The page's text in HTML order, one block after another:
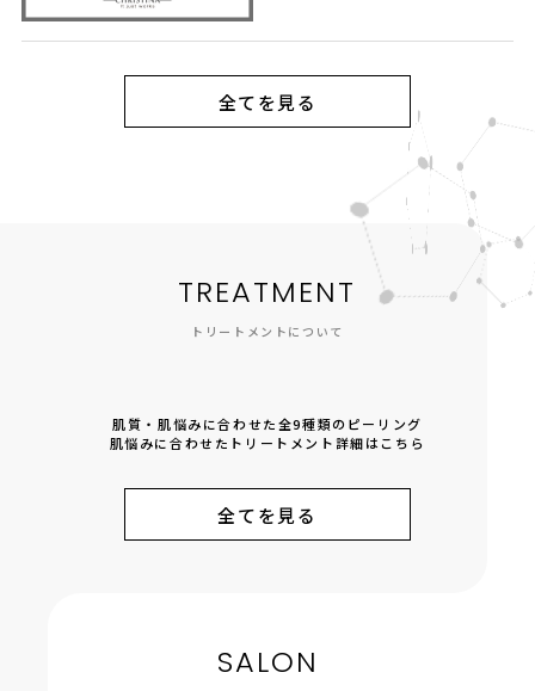
全てを見る
TREATMENT
トリートメントについて
肌質・肌悩みに合わせた全9種類のピーリング
肌悩みに合わせたトリートメント詳細はこちら
全てを見る
SALON